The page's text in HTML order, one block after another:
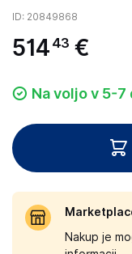
ID: 20849868
514 43 €
Na voljo v 5-
Nakup je